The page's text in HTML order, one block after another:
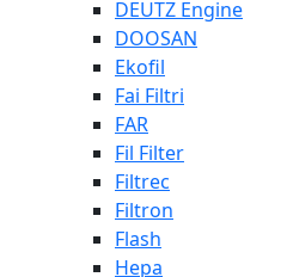
DEUTZ Engine
DOOSAN
Ekofil
Fai Filtri
FAR
Fil Filter
Filtrec
Filtron
Flash
Hepa